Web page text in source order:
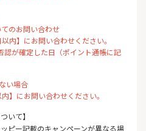
のお問い合わせ
内】にお問い合わせください。
が確定した日（ポイント通帳に記
い場合
】にお問い合わせください。
いて】
ピー記載のキャンペーンが異なる場